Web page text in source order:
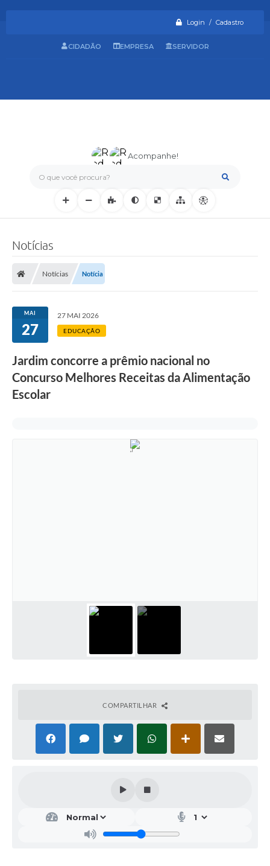
Login / Cadastro
O que você procura?
Acompanhe!
CIDADÃO EMPRESA SERVIDOR
Notícias
Notícias Notícia
MAI
27
27 MAI 2026
EDUCAÇÃO
Jardim concorre a prêmio nacional no
Concurso Melhores Receitas da Alimentação
Escolar
COMPARTILHAR